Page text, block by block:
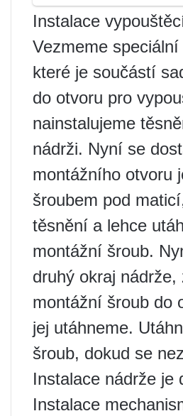
Instalace
Vezmeme
které je součástí
do otvoru pro
nainstalujeme
nádrži. Nyní se
montážního otvoru
šroubem pod
těsnění a lehce
montážní šroub.
druhý okraj nádrže,
montážní šroub do
jej utáhneme.
šroub, dokud se
Instalace nádrže je
Instalace